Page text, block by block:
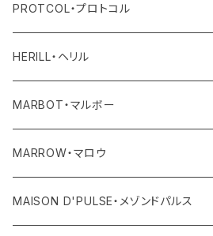
ボトム
ワンピース・オールインワン
その他
トップス
ボトム
ワンピース・サロペット
その他
アウター
トップス
ボトム
その他
PROTCOL・プロトコル
バッグ
その他
HERILL・ヘリル
アウター
トップス
レディース
ボトム
MARBOT・マルボー
シューズ
MARROW・マロウ
バッグ
MAISON D'PULSE・メゾンドパルス